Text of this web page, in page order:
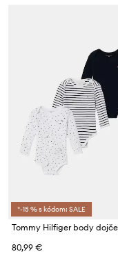
*-15 % s kódom: SALE
80,99 €